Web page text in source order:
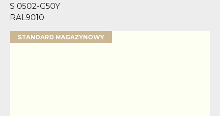
S 0502-G50Y
RAL9010
STANDARD MAGAZYNOWY